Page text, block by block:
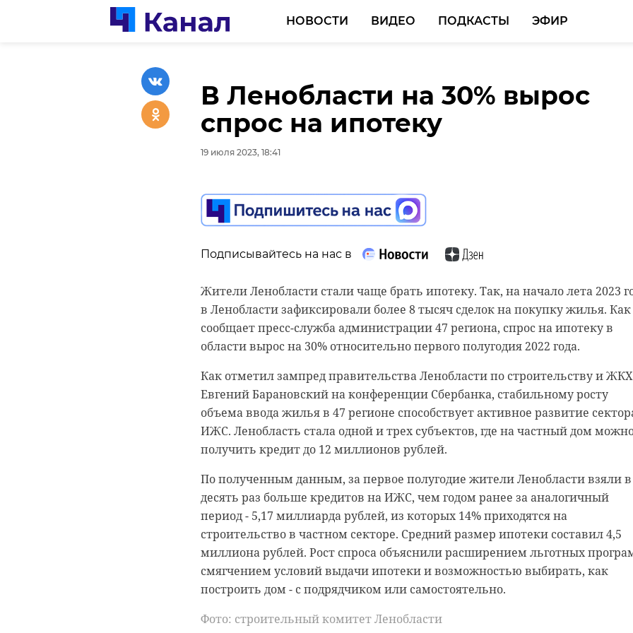
НОВОСТИ ВИДЕО ПОДКАСТЫ ЭФИР
В Ленобласти на 30% вырос
спрос на ипотеку
19 июля 2023, 18:41
Подписывайтесь на нас в
Жители Ленобласти стали чаще брать ипотеку. Так, на начало лета 2023
в Ленобласти зафиксировали более 8 тысяч сделок на покупку жилья. Как
сообщает пресс-служба администрации 47 региона, спрос на ипотеку в
области вырос на 30% относительно первого полугодия 2022 года.
Как отметил зампред правительства Ленобласти по строительству и ЖКХ
Евгений Барановский на конференции Сбербанка, стабильному росту
объема ввода жилья в 47 регионе способствует активное развитие
ИЖС. Ленобласть стала одной и трех субъектов, где на частный дом
получить кредит до 12 миллионов рублей.
По полученным данным, за первое полугодие жители Ленобласти взяли в
десять раз больше кредитов на ИЖС, чем годом ранее за аналогичный
период - 5,17 миллиарда рублей, из которых 14% приходятся на
строительство в частном секторе. Средний размер ипотеки составил 4,5
миллиона рублей. Рост спроса объяснили расширением льготных
смягчением условий выдачи ипотеки и возможностью выбирать, как
построить дом - с подрядчиком или самостоятельно.
Фото: строительный комитет Ленобласти
Спасатели вывели из леса у ж\д
станции Осельки двух женщин
и подростка с собакой
В среду, 19 июля, в лесу во Всеволожском районе заблудились трое с
На поиски пострадавших отправился поисково-спасательный отряд города
Шлиссельбург.
Как рассказали в аварийно-спасательной службе Ленобласти, обратный
из массива потеряли две женщины, подросток и собака. Они заблудились в
районе ж\д станции Осельки.
Пострадавших удалось разыскать по координатам добровольцев. В итоге
спасатели вывели заблудившихся из леса.
Ранее спасатели Приозерска спасли дрейфующего на лодке рыбака.
застрял на озере Отрадное из-за закончившегося в надувном транспорте
бензина.
Юные урбанисты предложат
свои идеи по развитию
туристической
Старой Ладоги и
Шлиссельбурга
19 июля 2023, 17:38
24 июля они представят свои идеи экспертам.
В Ленинградской области началась Летняя школа урбаниста. В 2023 году
участники будут выполнять проекты по развитию туристической
В среду, 20 июля, 12 молодых специалистов из Москвы и Санкт-Петербурга
осмотрели достопримечательности в Выборге, опросили горожан и
встретились с представителями местного Комитета по внешним связям и
туризму. Теперь перед ними стоит задача разработать проекты по
улучшению инфраструктуры городской среды. Лучшие идеи имеют
шансы быть реализованными.
Летняя школа урбаниста проводится в Ленинградской области по